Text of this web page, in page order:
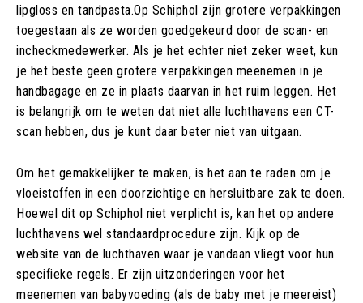
lipgloss en tandpasta.Op Schiphol zijn grotere verpakkingen
toegestaan als ze worden goedgekeurd door de scan- en
incheckmedewerker. Als je het echter niet zeker weet, kun
je het beste geen grotere verpakkingen meenemen in je
handbagage en ze in plaats daarvan in het ruim leggen. Het
is belangrijk om te weten dat niet alle luchthavens een CT-
scan hebben, dus je kunt daar beter niet van uitgaan.
Om het gemakkelijker te maken, is het aan te raden om je
vloeistoffen in een doorzichtige en hersluitbare zak te doen.
Hoewel dit op Schiphol niet verplicht is, kan het op andere
luchthavens wel standaardprocedure zijn. Kijk op de
website van de luchthaven waar je vandaan vliegt voor hun
specifieke regels. Er zijn uitzonderingen voor het
meenemen van babyvoeding (als de baby met je meereist)